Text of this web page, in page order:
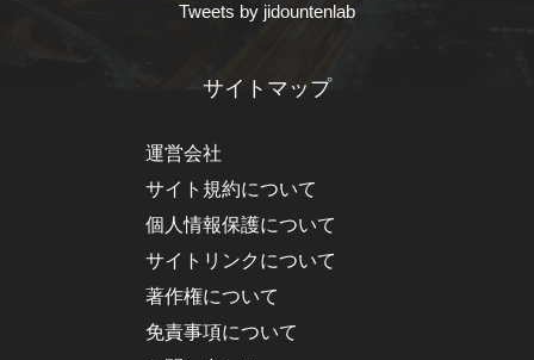
Tweets by jidountenlab
サイトマップ
運営会社
サイト規約について
個人情報保護について
サイトリンクについて
著作権について
免責事項について